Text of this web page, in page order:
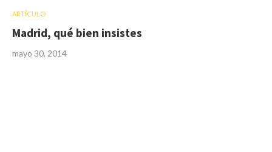
ARTÍCULO
Madrid, qué bien insistes
mayo 30, 2014